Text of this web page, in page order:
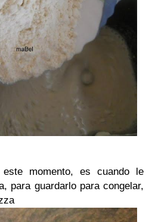
momento, es cuando le
para guardarlo para congelar,